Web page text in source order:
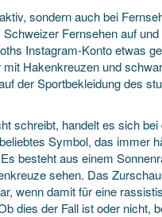
sondern auch bei
Fernsehen auf
Instagram-Konto etwas
Hakenkreuzen und
der Sportbekleidung des
schreibt, handelt es sich
Symbol, das immer
besteht aus einem
sehen. Das
wenn damit für eine
dies der Fall ist oder nicht,